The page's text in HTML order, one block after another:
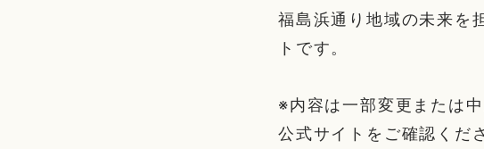
福島浜通り地域の未来を
トです。
※内容は一部変更または
公式サイトをご確認くだ